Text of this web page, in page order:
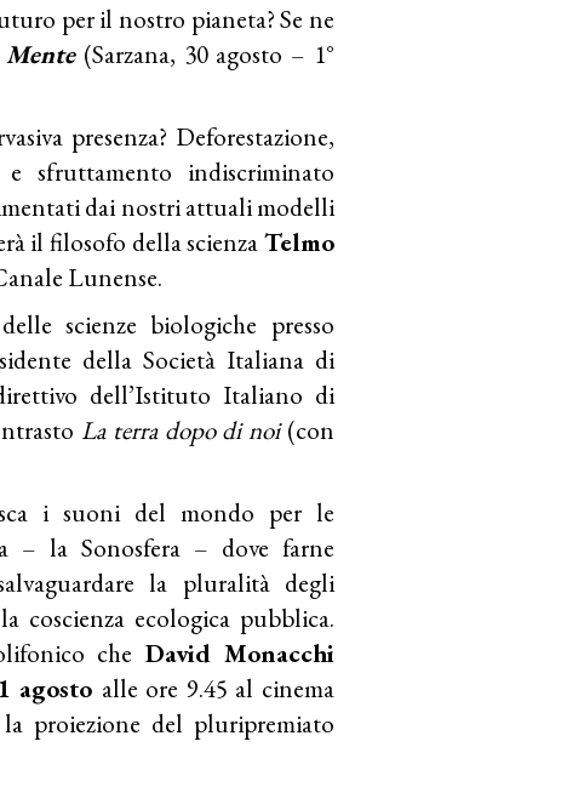
per il nostro pianeta? Se ne
Mente(Sarzana, 30 agosto – 1°
presenza? Deforestazione,
e sfruttamento indiscriminato
dai nostri attuali modelli
il filosofo della scienzaTelmo
Lunense.
scienze biologiche presso
della Società Italiana di
dell’Istituto Italiano di
La terra dopo di noi(con
i suoni del mondo per le
– la Sonosfera – dove farne
la pluralità degli
coscienza ecologica pubblica.
che David Monacchi
agosto alle ore 9.45 al cinema
proiezione del pluripremiato